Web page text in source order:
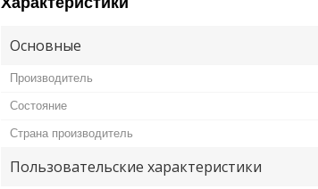
Основные
Производитель
Состояние
Страна производитель
Пользовательские характеристики